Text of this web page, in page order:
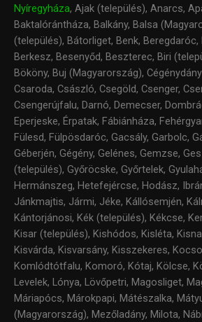
Nyíregyháza, Ajak (település), Anarcs,
Baktalórántháza, Balkány, Balsa
(település), Bátorliget, Benk, Beregdaróc,
Berkesz, Besenyőd, Beszterec, Biri
Bököny, Buj (Magyarország),
Csaroda, Császló, Csegöld, Csenger,
Csengerújfalu, Darnó, Demecser,
Eperjeske, Érpatak, Fábiánháza,
Fülesd, Fülpösdaróc, Gacsály, Garbolc,
Géberjén, Gégény, Gelénes, Gemzse,
(település), Győröcske, Győrtelek,
Hermánszeg, Hetefejércse, Hodász,
Jánkmajtis, Jármi, Jéke, Kállósemjén,
Kántorjánosi, Kék (település), Kékcse,
Kisar (település), Kishódos, Kisléta,
Kisvárda, Kisvarsány, Kisszekeres,
Komlódtótfalu, Komoró, Kótaj, Kölcse,
Levelek, Lónya, Lövőpetri, Magosliget,
Máriapócs, Márokpapi, Mátészalka,
(Magyarország), Mezőladány, Milota,